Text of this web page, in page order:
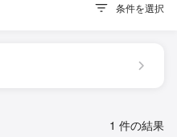
条件を選択
1 件の結果